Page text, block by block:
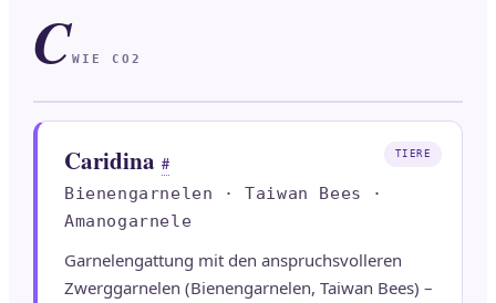
CWIE CO2
Caridina #
Bienengarnelen · Taiwan Bees ·
Amanogarnele
Garnelengattung mit den anspruchsvolleren
Zwerggarnelen (Bienengarnelen, Taiwan Bees) –
TIERE